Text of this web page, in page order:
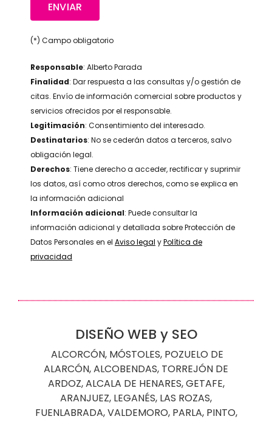
(*) Campo obligatorio
Responsable: Alberto Parada
Finalidad: Dar respuesta a las consultas y/o gestión de
citas. Envío de información comercial sobre productos y
servicios ofrecidos por el responsable.
Legitimación: Consentimiento del interesado.
Destinatarios: No se cederán datos a terceros, salvo
obligación legal.
Derechos: Tiene derecho a acceder, rectificar y suprimir
los datos, así como otros derechos, como se explica en
la información adicional
Información adicional: Puede consultar la
información adicional y detallada sobre Protección de
Datos Personales en el Aviso legal yPolítica de
privacidad
DISEÑO WEB y SEO
ALCORCÓN, MÓSTOLES, POZUELO DE
ALARCÓN,ALCOBENDAS, TORREJÓN DE
ARDOZ,ALCALA DE HENARES,GETAFE,
ARANJUEZ, LEGANÉS, LAS ROZAS,
FUENLABRADA,VALDEMORO, PARLA, PINTO,